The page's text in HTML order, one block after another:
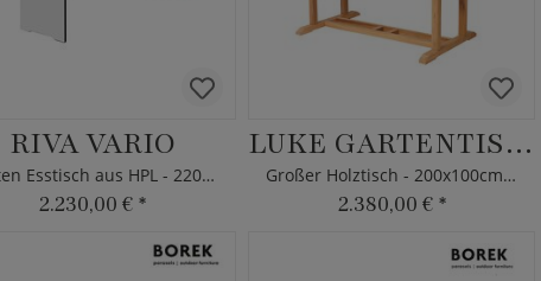
RIVA VARIO
Garten Esstisch aus HPL - 220cm
2.230,00 € *
LUKE GARTENTISCH
Großer Holztisch - 200x100cm - Teakholz
2.380,00 € *